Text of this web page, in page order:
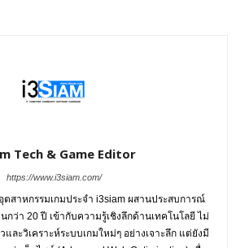
Tech & Game Editor
https://www.i3siam.com/
สาหกรรมเกมประจำ i3siam ผสานประสบการณ์
กว่า 20 ปี เข้ากับความรู้เชิงลึกด้านเทคโนโลยี ไม่
ละวิเคราะห์ระบบเกมใหม่ๆ อย่างเจาะลึก แต่ยังมี